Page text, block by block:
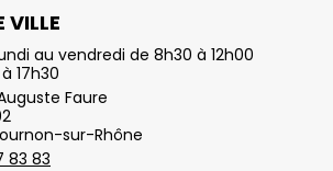
VILLE
au vendredi de 8h30 à 12h00
17h30
Faure
sur-Rhône
83 83